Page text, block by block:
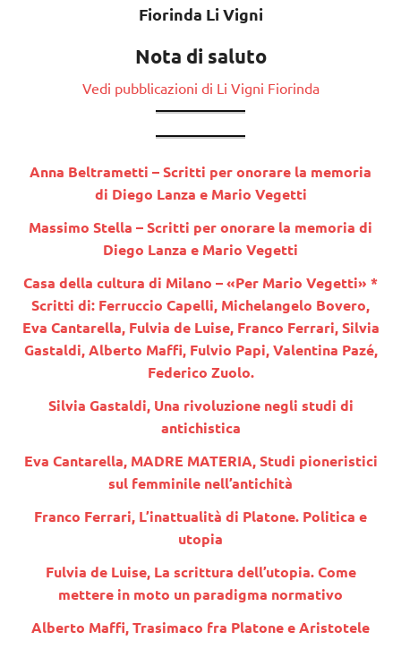
Fiorinda Li Vigni
Nota di saluto
Vedi pubblicazioni di Li Vigni Fiorinda
Anna Beltrametti – Scritti per onorare la memoria
di Diego Lanza e Mario Vegetti
Massimo Stella – Scritti per onorare la memoria di
Diego Lanza e Mario Vegetti
Casa della cultura di Milano – «Per Mario Vegetti» *
Scritti di: Ferruccio Capelli, Michelangelo Bovero,
Eva Cantarella, Fulvia de Luise, Franco Ferrari, Silvia
Gastaldi, Alberto Maffi, Fulvio Papi, Valentina Pazé,
Federico Zuolo.
Silvia Gastaldi, Una rivoluzione negli studi di
antichistica
Eva Cantarella, MADRE MATERIA, Studi pioneristici
sul femminile nell’antichità
Franco Ferrari, L’inattualità di Platone. Politica e
utopia
Fulvia de Luise, La scrittura dell’utopia. Come
mettere in moto un paradigma normativo
Alberto Maffi, Trasimaco fra Platone e Aristotele